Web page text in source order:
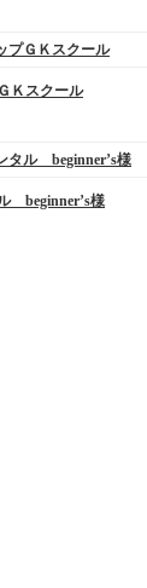
Ｋスクール
beginner’s様